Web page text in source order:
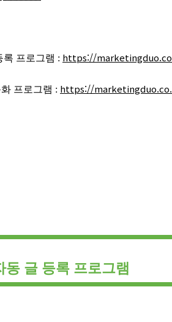
록 프로그램 : https://
화 프로그램 : https://
글 등록 프로그램